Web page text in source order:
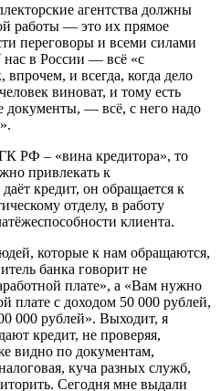
агентства должны
работы — это их прямое
переговоры и всеми силами
нас в России — всё «с
и всегда, когда дело
виноват, и тому есть
— всё, с него надо
РФ – «вина кредитора», то
привлекать к
кредит, он обращается к
отделу, в работу
клиента.
которые к нам обращаются,
банка говорит не
плате», а «Вам нужно
плате с доходом 50 000 рублей,
000 рублей». Выходит, я
кредит, не проверяя,
видно по документам,
куча разных служб,
Сегодня мне выдали